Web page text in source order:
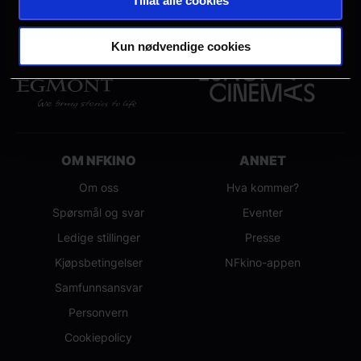
Kun nødvendige cookies
OM NFKINO
Om oss
Spørsmål og svar
Ledige stillinger
Kjøpsbetingelser
Samfunnsansvar
Personvern
Cookiepolicy
ANNET
Hva kommer?
Eventer
Presse
NFkino-appen